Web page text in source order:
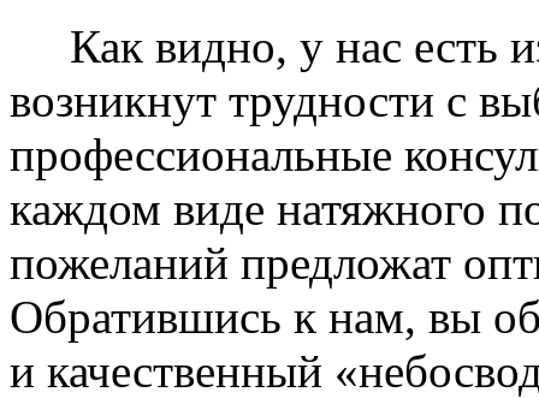
Как видно, у нас есть
возникнут трудности с
профессиональные
каждом виде натяжного
пожеланий предложат
Обратившись к нам, вы
и качественный